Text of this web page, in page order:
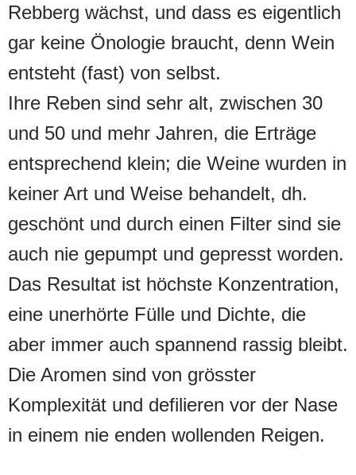
Rebberg wächst, und dass es eigentlich
gar keine Önologie braucht, denn Wein
entsteht (fast) von selbst.
Ihre Reben sind sehr alt, zwischen 30
und 50 und mehr Jahren, die Erträge
entsprechend klein; die Weine wurden in
keiner Art und Weise behandelt, dh.
geschönt und durch einen Filter sind sie
auch nie gepumpt und gepresst worden.
Das Resultat ist höchste Konzentration,
eine unerhörte Fülle und Dichte, die
aber immer auch spannend rassig bleibt.
Die Aromen sind von grösster
Komplexität und defilieren vor der Nase
in einem nie enden wollenden Reigen.